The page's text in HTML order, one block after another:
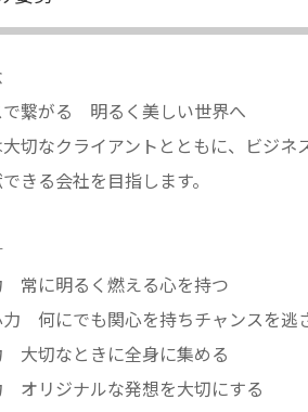
で繋がる 明るく美しい世界へ
切なクライアントとともに、ビジネ
きる会社を目指します。
常に明るく燃える心を持つ
力 何にでも関心を持ちチャンスを逃
大切なときに全身に集める
オリジナルな発想を大切にする